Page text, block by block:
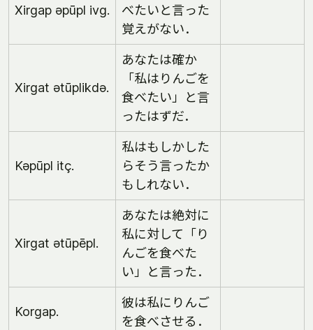
Xirgap əpūpl ivg.
べたいと言った
覚えがない．
Xirgat ətūplikdə.
あなたは確か
「私はりんごを
食べたい」と言
ったはずだ．
Kəpūpl itç.
私はもしかした
らそう言ったか
もしれない．
Xirgat ətūpēpl.
あなたは絶対に
私に対して「り
んごを食べた
い」と言った．
Korgap.
彼は私にりんご
を食べさせる．